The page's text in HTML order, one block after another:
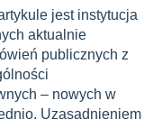
jest instytucja
aktualnie
publicznych z
– nowych w
Uzasadnieniem